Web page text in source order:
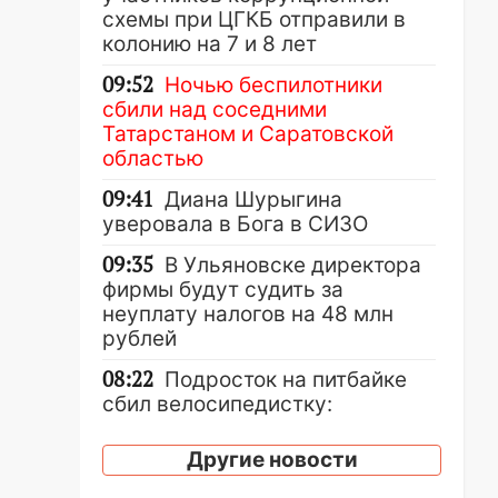
схемы при ЦГКБ отправили в
колонию на 7 и 8 лет
09:52 Ночью беспилотники
сбили над соседними
Татарстаном и Саратовской
областью
09:41 Диана Шурыгина
уверовала в Бога в СИЗО
09:35 В Ульяновске директора
фирмы будут судить за
неуплату налогов на 48 млн
рублей
08:22 Подросток на питбайке
сбил велосипедистку:
07:20 Жара возвращается:
Другие новости